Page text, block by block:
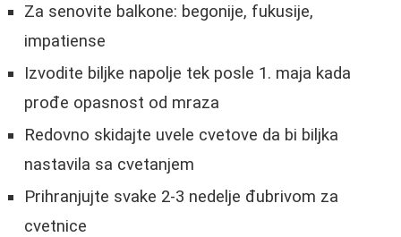
Za senovite balkone: begonije, fukusije,
impatiense
Izvodite biljke napolje tek posle 1. maja kada
prođe opasnost od mraza
Redovno skidajte uvele cvetove da bi biljka
nastavila sa cvetanjem
Prihranjujte svake 2-3 nedelje đubrivom za
cvetnice